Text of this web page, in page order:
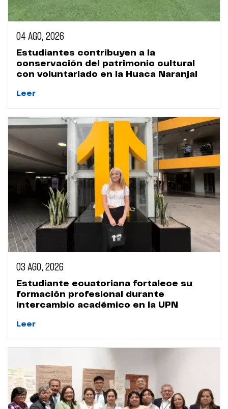
04 AGO, 2026
Estudiantes contribuyen a la
conservación del patrimonio cultural
con voluntariado en la Huaca Naranjal
Leer
03 AGO, 2026
Estudiante ecuatoriana fortalece su
formación profesional durante
intercambio académico en la UPN
Leer